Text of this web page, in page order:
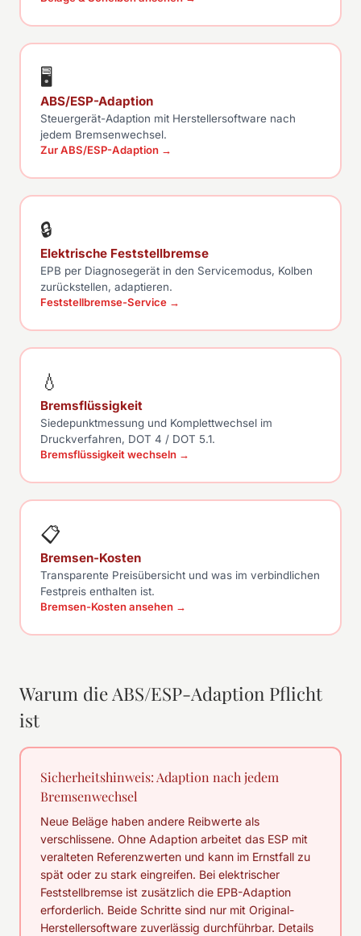
🖥
ABS/ESP-Adaption
Steuergerät-Adaption mit Herstellersoftware nach
jedem Bremsenwechsel.
Zur ABS/ESP-Adaption →
🔒
Elektrische Feststellbremse
EPB per Diagnosegerät in den Servicemodus, Kolben
zurückstellen, adaptieren.
Feststellbremse-Service →
💧
Bremsflüssigkeit
Siedepunktmessung und Komplettwechsel im
Druckverfahren, DOT 4 / DOT 5.1.
Bremsflüssigkeit wechseln →
📋
Bremsen-Kosten
Transparente Preisübersicht und was im verbindlichen
Festpreis enthalten ist.
Bremsen-Kosten ansehen →
Warum die ABS/ESP-Adaption Pflicht
ist
Sicherheitshinweis: Adaption nach jedem
Bremsenwechsel
Neue Beläge haben andere Reibwerte als
verschlissene. Ohne Adaption arbeitet das ESP mit
veralteten Referenzwerten und kann im Ernstfall zu
spät oder zu stark eingreifen. Bei elektrischer
Feststellbremse ist zusätzlich die EPB-Adaption
erforderlich. Beide Schritte sind nur mit Original-
Herstellersoftware zuverlässig durchführbar. Details